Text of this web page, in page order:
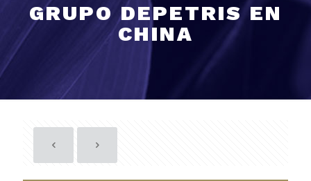
GRUPO DEPETRIS EN
CHINA